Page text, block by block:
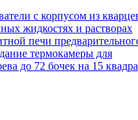
с корпусом из
жидкостях и растворах
печи
термокамеры для
до 72 бочек на 15